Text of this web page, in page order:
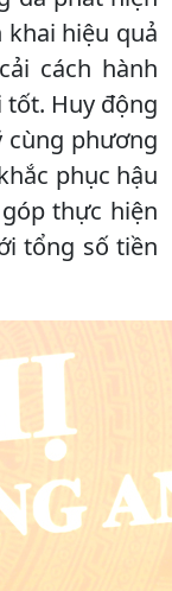
khai hiệu quả
cách hành
tốt. Huy động
cùng phương
phục hậu
thực hiện
tổng số tiền